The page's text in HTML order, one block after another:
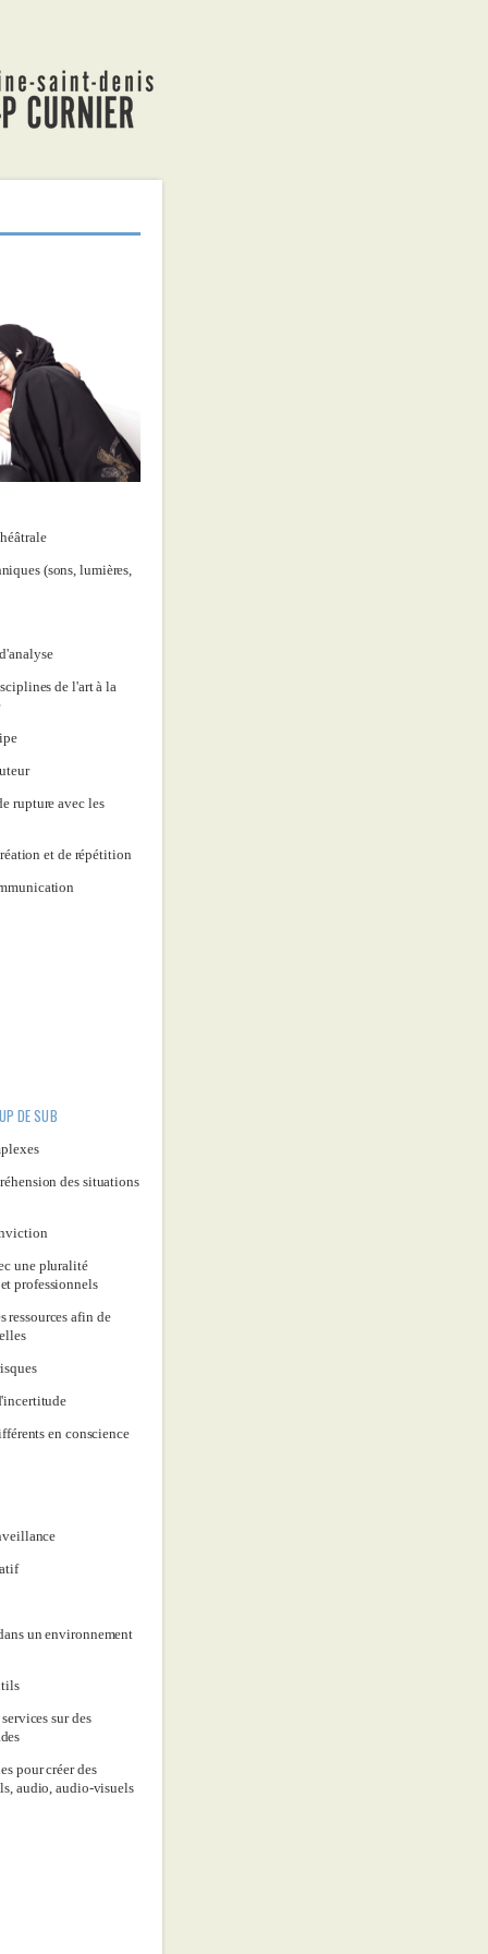
(sons, lumières,
de l'art à la
rupture avec les
et de répétition
DE SUB
des situations
une pluralité
professionnels
ressources afin de
en conscience
un environnement
sur des
pour créer des
audio, audio-visuels